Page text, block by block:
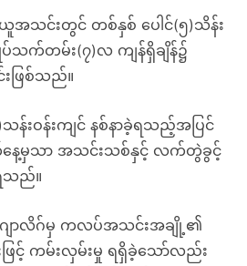
သင်းတွင် တစ်နှစ် ပေါင်(၅)သိန်း
ျုပ်သက်တမ်း(၇)လ ကျန်ရှိချိန်၌
းဖြစ်သည်။
န်းဝန်းကျင် နစ်နာခဲ့ရသည့်အပြင်
နေ့မှသာ အသင်းသစ်နှင့် လက်တွဲခွင့်
သည်။
ျာလိဂ်မှ ကလပ်အသင်းအချို့၏
ဖြင့် ကမ်းလှမ်းမှု ရရှိခဲ့သော်လည်း